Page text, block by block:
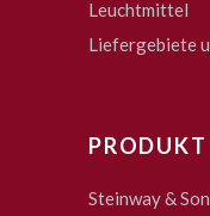
Leuchtmittel
Liefergebiete
Steinway &